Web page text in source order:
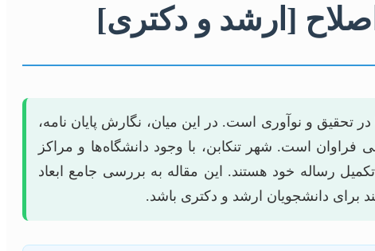
اصلاح [ارشد و دکتری]
تحقیق و نوآوری است. در این میان، نگارش پایان نامه،
است. شهر تنکابن، با وجود دانشگاه‌ها و مراکز
رساله خود هستند. این مقاله به بررسی جامع ابعاد
برای دانشجویان ارشد و دکتری باشد.